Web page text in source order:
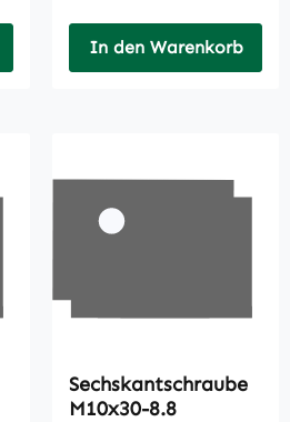
In den Warenkorb
Sechskantschraube
M10x30-8.8